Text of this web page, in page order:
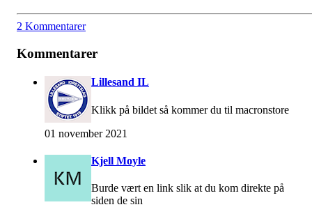
2 Kommentarer
Kommentarer
Lillesand IL
Klikk på bildet så kommer du til macronstore
01 november 2021
Kjell Moyle
Burde vært en link slik at du kom direkte på
siden de sin